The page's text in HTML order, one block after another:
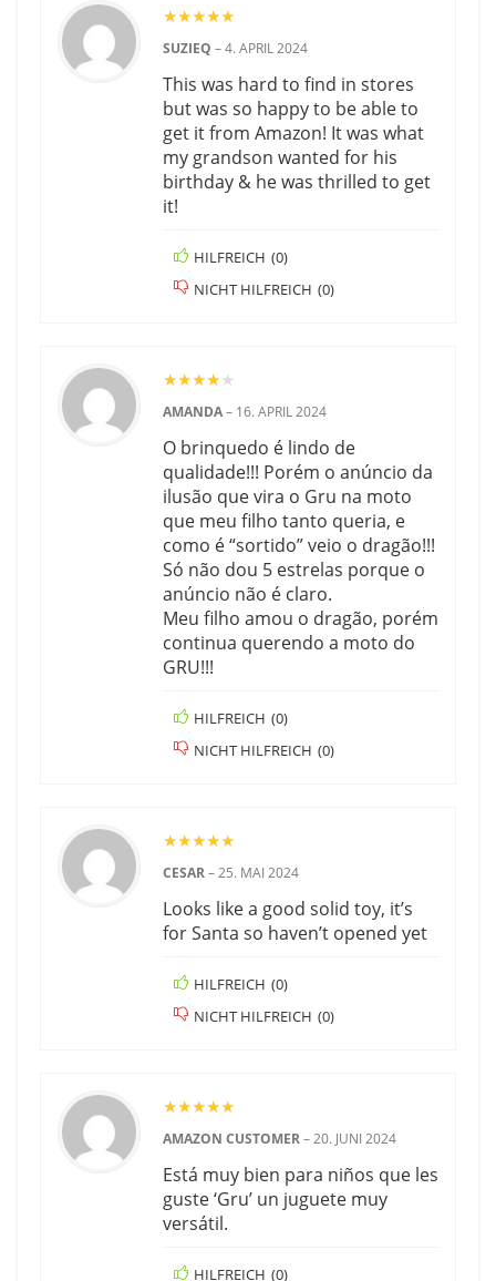
★★★★★
SUZIEQ –4. APRIL 2024
This was hard to find in stores
but was so happy to be able to
get it from Amazon! It was what
my grandson wanted for his
birthday & he was thrilled to get
it!
HILFREICH (0)
NICHT HILFREICH (0)
★★★★★
AMANDA– 16. APRIL 2024
O brinquedo é lindo de
qualidade!!! Porém o anúncio da
ilusão que vira o Gru na moto
que meu filho tanto queria, e
como é “sortido” veio o dragão!!!
Só não dou 5 estrelas porque o
anúncio não é claro.
Meu filho amou o dragão, porém
continua querendo a moto do
GRU!!!
HILFREICH (0)
NICHT HILFREICH (0)
★★★★★
CESAR–25. MAI 2024
Looks like a good solid toy, it’s
for Santa so haven’t opened yet
HILFREICH (0)
NICHT HILFREICH (0)
★★★★★
AMAZON CUSTOMER–20. JUNI 2024
Está muy bien para niños que les
guste ‘Gru’ un juguete muy
versátil.
HILFREICH (0)